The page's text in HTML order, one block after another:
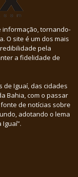
informação, tornando-
O site é um dos mais
pela
a fidelidade de
de Iguaí, das cidades
Bahia, com o passar
de notícias sobre
adotando o lema